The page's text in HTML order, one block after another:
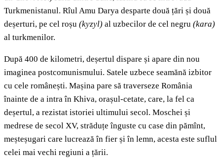
Turkmenistanul. Rîul Amu Darya desparte două țări și două
deșerturi, pe cel roșu (kyzyl) al uzbecilor de cel negru (kara)
al turkmenilor.
După 400 de kilometri, deșertul dispare și apare din nou
imaginea postcomunismului. Satele uzbece seamănă izbitor
cu cele românești. Mașina pare să traverseze România
înainte de a intra în Khiva, orașul-cetate, care, la fel ca
deșertul, a rezistat istoriei ultimului secol. Moschei și
medrese de secol XV, străduțe înguste cu case din pămînt,
meșteșugari care lucrează în fier și în lemn, acesta este suflul
celei mai vechi regiuni a țării.